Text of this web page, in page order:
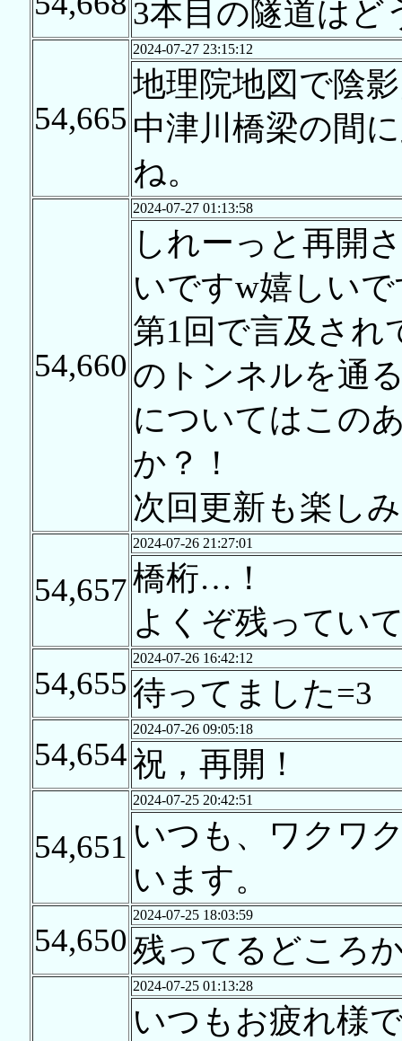
3本目の隧道はど
54,665
2024-07-27 23:15:12
地理院地図で陰
中津川橋梁の間
ね。
54,660
2024-07-27 01:13:58
しれーっと再開
いですw嬉しい
第1回で言及され
のトンネルを通
についてはこの
か？！
次回更新も楽し
54,657
2024-07-26 21:27:01
橋桁…！
よくぞ残ってい
54,655
2024-07-26 16:42:12
待ってました=3
54,654
2024-07-26 09:05:18
祝，再開！
54,651
2024-07-25 20:42:51
いつも、ワクワ
います。
54,650
2024-07-25 18:03:59
残ってるどころ
2024-07-25 01:13:28
いつもお疲れ様